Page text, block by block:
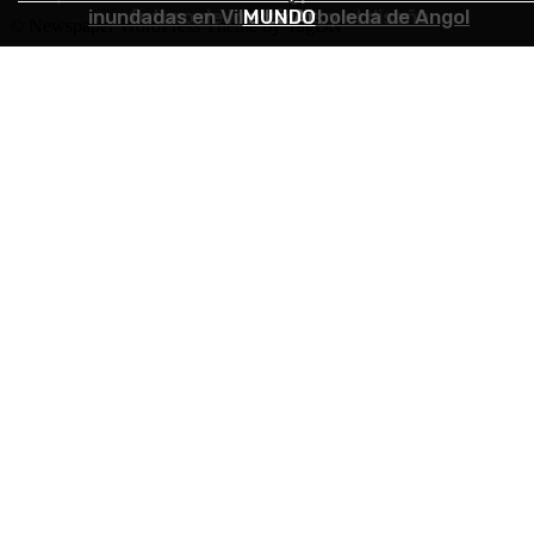
futuro de los oficios y el diseño
inundadas en Villa La Arboleda de Angol
MUNDO
© Newspaper WordPress Theme by TagDiv